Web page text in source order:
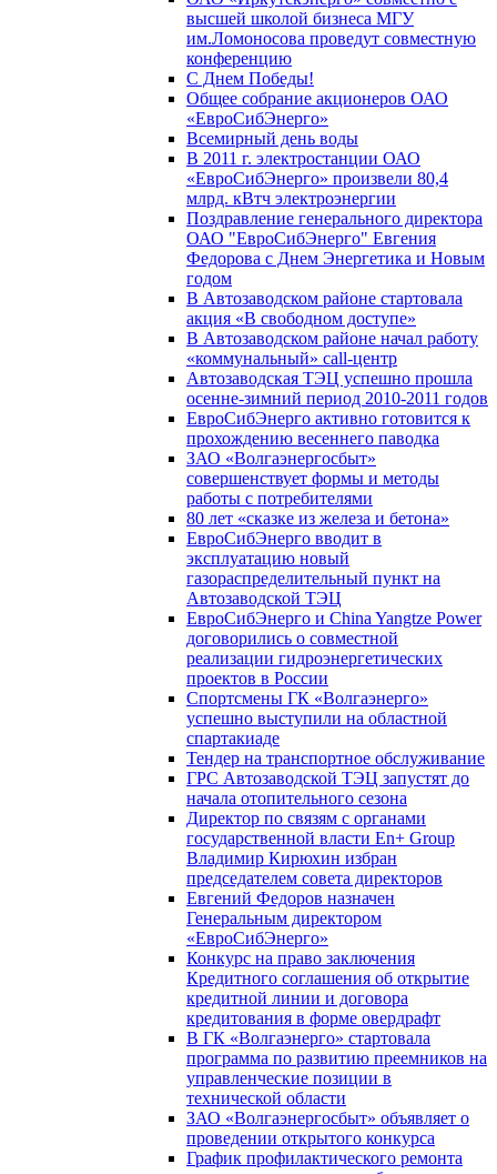
высшей школой бизнеса МГУ
им.Ломоносова проведут совместную
конференцию
С Днем Победы!
Общее собрание акционеров ОАО
«ЕвроСибЭнерго»
Всемирный день воды
В 2011 г. электростанции ОАО
«ЕвроСибЭнерго» произвели 80,4
млрд. кВтч электроэнергии
Поздравление генерального директора
ОАО "ЕвроСибЭнерго" Евгения
Федорова с Днем Энергетика и Новым
годом
В Автозаводском районе стартовала
акция «В свободном доступе»
В Автозаводском районе начал работу
«коммунальный» call-центр
Автозаводская ТЭЦ успешно прошла
осенне-зимний период 2010-2011 годов
ЕвроСибЭнерго активно готовится к
прохождению весеннего паводка
ЗАО «Волгаэнергосбыт»
совершенствует формы и методы
работы с потребителями
80 лет «сказке из железа и бетона»
ЕвроСибЭнерго вводит в
эксплуатацию новый
газораспределительный пункт на
Автозаводской ТЭЦ
ЕвроСибЭнерго и China Yangtze Power
договорились о совместной
реализации гидроэнергетических
проектов в России
Спортсмены ГК «Волгаэнерго»
успешно выступили на областной
спартакиаде
Тендер на транспортное обслуживание
ГРС Автозаводской ТЭЦ запустят до
начала отопительного сезона
Директор по связям с органами
государственной власти En+ Group
Владимир Кирюхин избран
председателем совета директоров
Евгений Федоров назначен
Генеральным директором
«ЕвроСибЭнерго»
Конкурс на право заключения
Кредитного соглашения об открытие
кредитной линии и договора
кредитования в форме овердрафт
В ГК «Волгаэнерго» стартовала
программа по развитию преемников на
управленческие позиции в
технической области
ЗАО «Волгаэнергосбыт» объявляет о
проведении открытого конкурса
График профилактического ремонта